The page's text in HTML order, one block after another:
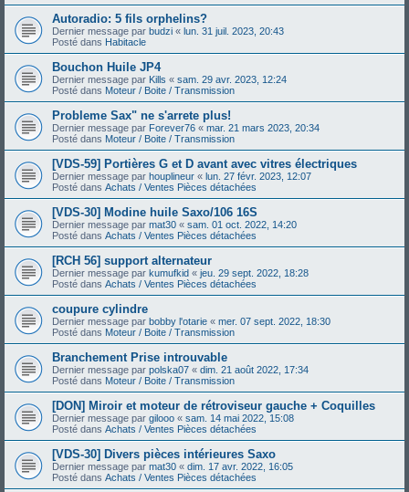
Autoradio: 5 fils orphelins?
Dernier message par budzi « lun. 31 juil. 2023, 20:43
Posté dans Habitacle
Bouchon Huile JP4
Dernier message par Kills « sam. 29 avr. 2023, 12:24
Posté dans Moteur / Boite / Transmission
Probleme Sax" ne s'arrete plus!
Dernier message par Forever76 « mar. 21 mars 2023, 20:34
Posté dans Moteur / Boite / Transmission
[VDS-59] Portières G et D avant avec vitres électriques
Dernier message par houplineur « lun. 27 févr. 2023, 12:07
Posté dans Achats / Ventes Pièces détachées
[VDS-30] Modine huile Saxo/106 16S
Dernier message par mat30 « sam. 01 oct. 2022, 14:20
Posté dans Achats / Ventes Pièces détachées
[RCH 56] support alternateur
Dernier message par kumufkid « jeu. 29 sept. 2022, 18:28
Posté dans Achats / Ventes Pièces détachées
coupure cylindre
Dernier message par bobby l'otarie « mer. 07 sept. 2022, 18:30
Posté dans Moteur / Boite / Transmission
Branchement Prise introuvable
Dernier message par polska07 « dim. 21 août 2022, 17:34
Posté dans Moteur / Boite / Transmission
[DON] Miroir et moteur de rétroviseur gauche + Coquilles
Dernier message par gilooo « sam. 14 mai 2022, 15:08
Posté dans Achats / Ventes Pièces détachées
[VDS-30] Divers pièces intérieures Saxo
Dernier message par mat30 « dim. 17 avr. 2022, 16:05
Posté dans Achats / Ventes Pièces détachées